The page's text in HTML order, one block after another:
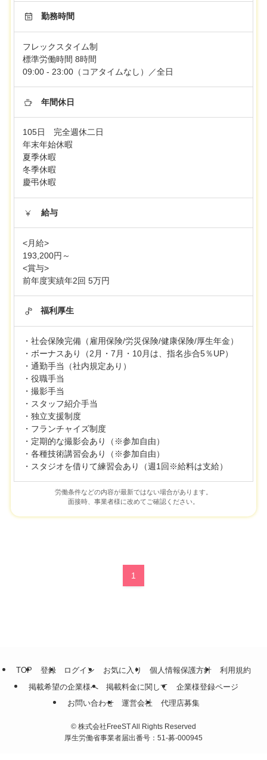
勤務時間
フレックスタイム制
標準労働時間 8時間
09:00 - 23:00（コアタイムなし）／全日
年間休日
105日 完全週休二日
年末年始休暇
夏季休暇
冬季休暇
慶弔休暇
給与
<月給>
193,200円～
<賞与>
前年度実績年2回 5万円
福利厚生
・社会保険完備（雇用保険/労災保険/健康保険/厚生年金）
・ボーナスあり（2月・7月・10月は、指名歩合5％UP）
・通勤手当（社内規定あり）
・役職手当
・撮影手当
・スタッフ紹介手当
・独立支援制度
・フランチャイズ制度
・定期的な撮影会あり（※参加自由）
・各種技術講習会あり（※参加自由）
・スタジオを借りて練習会あり（週1回※給料は支給）
労働条件などの内容が最新ではない場合があります。
面接時、事業者様に改めてご確認ください。
1
TOP 登録 ログイン お気に入り 個人情報保護方針
利用規約
掲載希望の企業様へ
掲載料金に関して
企業様登録ページ
お問い合わせ
運営会社 代理店募集
© 株式会社FreeST All Rights Reserved
厚生労働省事業者届出番号：51-募-000945